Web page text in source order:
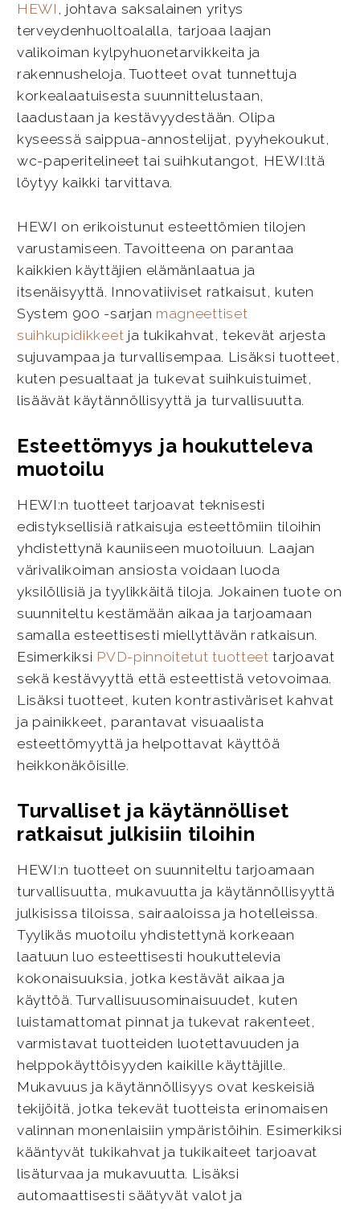
HEWI , johtava saksalainen yritys
terveydenhuoltoalalla, tarjoaa laajan
valikoiman kylpyhuonetarvikkeita ja
rakennusheloja. Tuotteet ovat tunnettuja
korkealaatuisesta suunnittelustaan,
laadustaan ja kestävyydestään. Olipa
kyseessä saippua-annostelijat, pyyhekoukut,
wc-paperitelineet tai suihkutangot, HEWI:ltä
löytyy kaikki tarvittava.
HEWI on erikoistunut esteettömien tilojen
varustamiseen. Tavoitteena on parantaa
kaikkien käyttäjien elämänlaatua ja
itsenäisyyttä. Innovatiiviset ratkaisut, kuten
System 900 -sarjan magneettiset
suihkupidikkeet ja tukikahvat, tekevät arjesta
sujuvampaa ja turvallisempaa. Lisäksi tuotteet,
kuten pesualtaat ja tukevat suihkuistuimet,
lisäävät käytännöllisyyttä ja turvallisuutta.
Esteettömyys ja houkutteleva
muotoilu
HEWI:n tuotteet tarjoavat teknisesti
edistyksellisiä ratkaisuja esteettömiin tiloihin
yhdistettynä kauniiseen muotoiluun. Laajan
värivalikoiman ansiosta voidaan luoda
yksilöllisiä ja tyylikkäitä tiloja. Jokainen tuote on
suunniteltu kestämään aikaa ja tarjoamaan
samalla esteettisesti miellyttävän ratkaisun.
Esimerkiksi PVD-pinnoitetut tuotteet tarjoavat
sekä kestävyyttä että esteettistä vetovoimaa.
Lisäksi tuotteet, kuten kontrastiväriset kahvat
ja painikkeet, parantavat visuaalista
esteettömyyttä ja helpottavat käyttöä
heikkonäköisille.
Turvalliset ja käytännölliset
ratkaisut julkisiin tiloihin
HEWI:n tuotteet on suunniteltu tarjoamaan
turvallisuutta, mukavuutta ja käytännöllisyyttä
julkisissa tiloissa, sairaaloissa ja hotelleissa.
Tyylikäs muotoilu yhdistettynä korkeaan
laatuun luo esteettisesti houkuttelevia
kokonaisuuksia, jotka kestävät aikaa ja
käyttöä. Turvallisuusominaisuudet, kuten
luistamattomat pinnat ja tukevat rakenteet,
varmistavat tuotteiden luotettavuuden ja
helppokäyttöisyyden kaikille käyttäjille.
Mukavuus ja käytännöllisyys ovat keskeisiä
tekijöitä, jotka tekevät tuotteista erinomaisen
valinnan monenlaisiin ympäristöihin. Esimerkiksi
kääntyvät tukikahvat ja tukikaiteet tarjoavat
lisäturvaa ja mukavuutta. Lisäksi
automaattisesti säätyvät valot ja